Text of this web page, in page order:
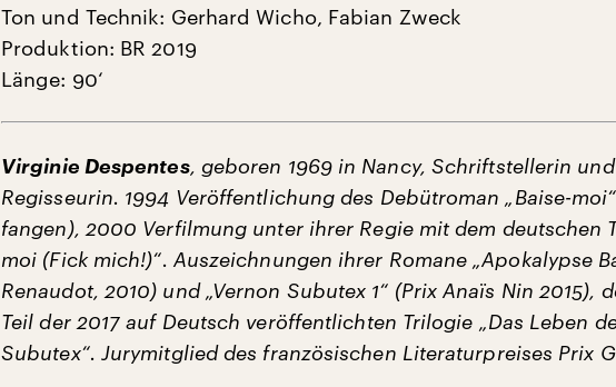
Ton und Technik: Gerhard Wicho, Fabian Zweck
Produktion: BR 2019
Länge: 90‘
Virginie Despentes, geboren 1969 in Nancy, Schriftstellerin und
Regisseurin. 1994 Veröffentlichung des Debütroman „Baise-
fangen), 2000 Verfilmung unter ihrer Regie mit dem deutschen
moi (Fick mich!)“. Auszeichnungen ihrer Romane „Apokalypse
Renaudot, 2010) und „Vernon Subutex 1“ (Prix Anaïs Nin 2015),
Teil der 2017 auf Deutsch veröffentlichten Trilogie „Das Leben
Subutex“. Jurymitglied des französischen Literaturpreises Prix